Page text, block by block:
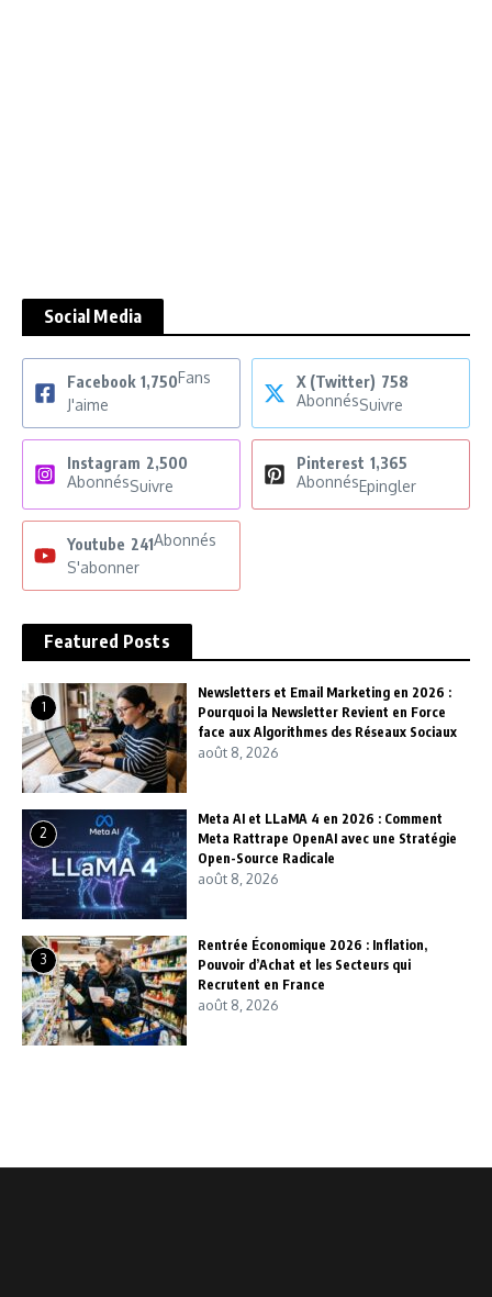
Social Media
Facebook 1,750Fans
J'aime
X (Twitter) 758
AbonnésSuivre
Instagram 2,500
AbonnésSuivre
Pinterest 1,365
AbonnésEpingler
Youtube 241Abonnés
S'abonner
Featured Posts
1
Newsletters et Email Marketing en 2026 :
Pourquoi la Newsletter Revient en Force
face aux Algorithmes des Réseaux Sociaux
août 8, 2026
2
Meta AI et LLaMA 4 en 2026 : Comment
Meta Rattrape OpenAI avec une Stratégie
Open-Source Radicale
août 8, 2026
3
Rentrée Économique 2026 : Inflation,
Pouvoir d’Achat et les Secteurs qui
Recrutent en France
août 8, 2026